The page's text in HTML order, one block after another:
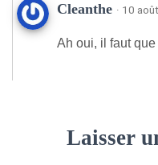
Cleanthe · 10
Ah oui, il faut
Laisser